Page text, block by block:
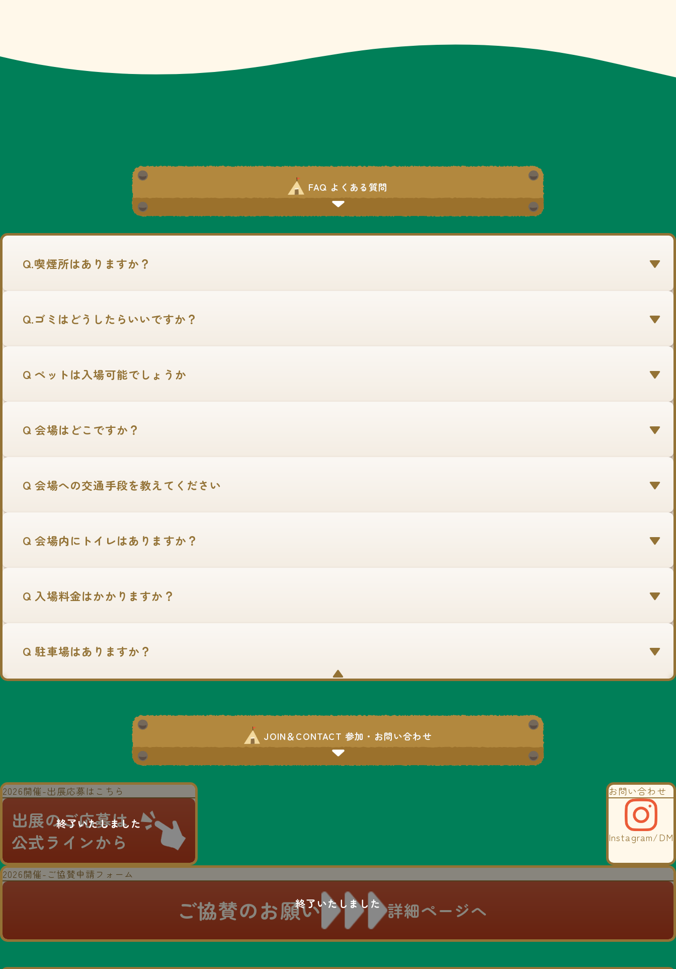
FAQ よくある質問
Q.喫煙所はありますか？
Q.ゴミはどうしたらいいですか？
Q ペットは入場可能でしょうか
Q 会場はどこですか？
Q 会場への交通手段を教えてください
Q 会場内にトイレはありますか？
Q 入場料金はかかりますか？
Q 駐車場はありますか？
▼
JOIN＆CONTACT 参加・お問い合わせ
2026開催-出展応募はこちら
出展のご応募は
公式ラインから
お問い合わせ
Instagram/DM
2026開催-ご協賛申請フォーム
ご協賛のお願い 詳細ページへ